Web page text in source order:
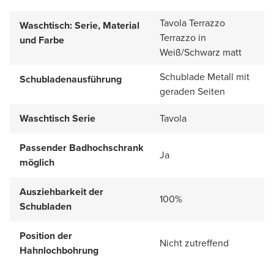
Waschtisch: Serie, Material
und Farbe
Tavola Terrazzo
Terrazzo in
Weiß/Schwarz matt
Schubladenausführung
Schublade Metall mit
geraden Seiten
Waschtisch Serie
Tavola
Passender Badhochschrank
möglich
Ja
Ausziehbarkeit der
Schubladen
100%
Position der
Hahnlochbohrung
Nicht zutreffend